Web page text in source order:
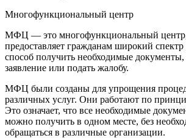
Многофункциональный центр
МФЦ — это многофункциональный
предоставляет гражданам широкий
способ получить необходимые
заявление или подать жалобу.
МФЦ были созданы для упрощения
различных услуг. Они работают по
Это означает, что все необходимые
можно получить в одном месте, без
обращаться в различные организации.